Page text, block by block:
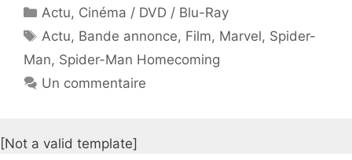
Catégories
Actu, Cinéma / DVD / Blu-Ray
Étiquettes
Actu, Bande annonce, Film, Marvel, Spider-
Man, Spider-Man Homecoming
Un commentaire
[Not a valid template]